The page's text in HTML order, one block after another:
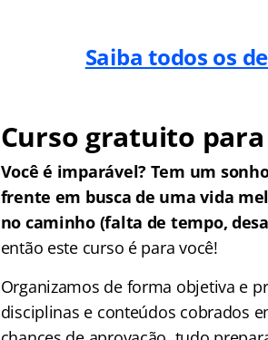
Saiba todos os
Curso gratuito
Você é imparável? Tem um
frente em busca de uma vida
no caminho (falta de tempo,
então este curso é para você!
Organizamos de forma objetiva e
disciplinas e conteúdos cobrados